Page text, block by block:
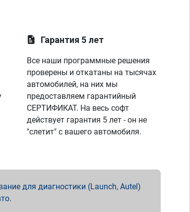
Гарантия 5 лет
Все наши программные решения
проверены и откатаны на тысячах
автомобилей, на них мы
предоставляем гарантийный
СЕРТИФИКАТ. На весь софт
действует гарантия 5 лет - он не
"слетит" с вашего автомобиля.
для диагностики (Launch, Autel)